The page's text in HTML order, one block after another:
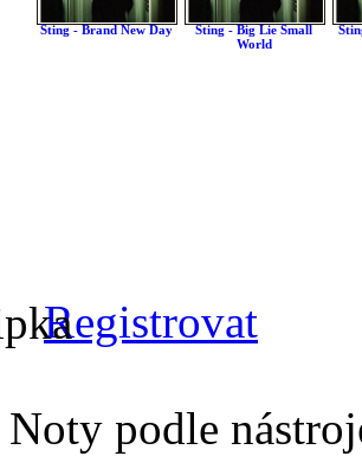
Sting - Brand New Day
Sting - Big Lie Small
World
Registrovat
Noty podle